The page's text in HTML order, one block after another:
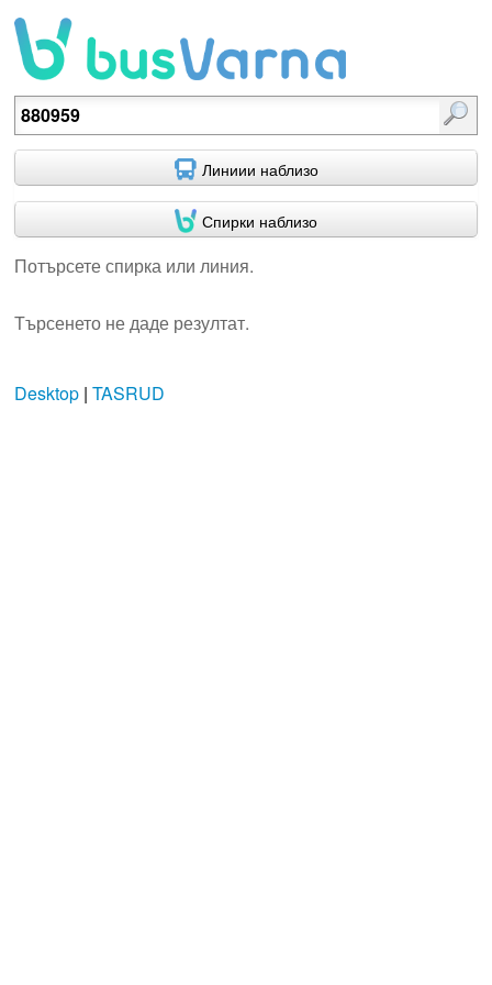
Потърсете спирка или линия.
Линиии наблизо
Спирки наблизо
Потърсете спирка или линия.
Търсенето не даде резултат.
Desktop| TASRUD